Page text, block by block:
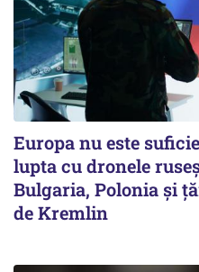
Europa nu este
lupta cu dronele
Bulgaria, Polonia și
de Kremlin